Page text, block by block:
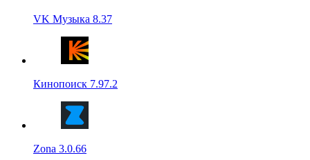
VK Музыка 8.37
Кинопоиск 7.97.2
Zona 3.0.66